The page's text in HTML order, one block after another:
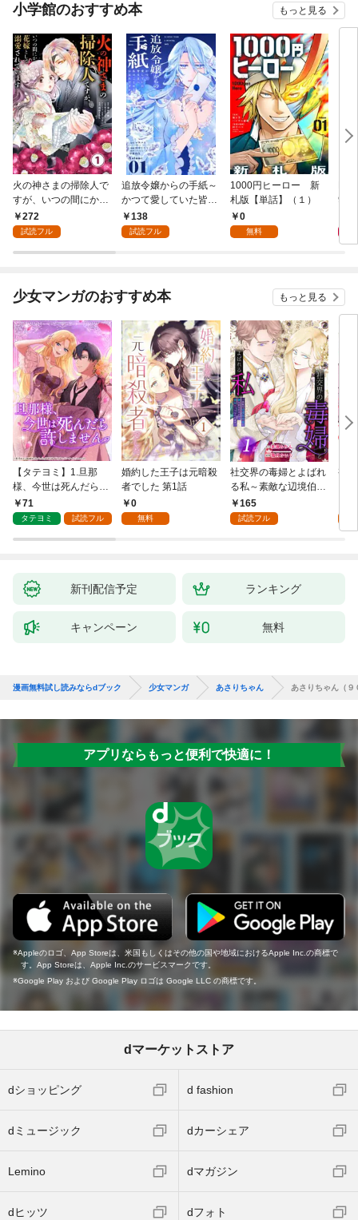
小学館のおすすめ本 もっと見る
火の神さまの掃除人で
すが、いつの間にか花
嫁として溺愛されてい
ます【単話】（１）
272
試読フル
追放令嬢からの手紙～
かつて愛していた皆さ
まへ 私のことなどお忘
れですか？～【単話】
138
試読フル
1000円ヒーロー 新
札版【単話】（１）
0
無料
9.5
少女マンガのおすすめ本 もっと見る
【タテヨミ】1.旦那
様、今世は死んだら許
しません
71
タテヨミ 試読フル
婚約した王子は元暗殺
者でした 第1話
0
無料
社交界の毒婦とよばれ
る私～素敵な辺境伯令
息に腕を折られたの
で、責任とってもらい
165
試読フル
視
新刊配信予定 ランキング
キャンペーン 無料
漫画無料試し読みならdブック 少女マンガ あさりちゃん あさりちゃん（９
アプリならもっと便利で快適に！
Appleのロゴ、App Storeは、米国もしくはその他の国や地域におけるApple Inc.の商標で
す。App Storeは、Apple Inc.のサービスマークです。
Google Play および Google Play ロゴは Google LLC の商標です。
dマーケットストア
dショッピング d fashion
dミュージック dカーシェア
Lemino dマガジン
dヒッツ dフォト